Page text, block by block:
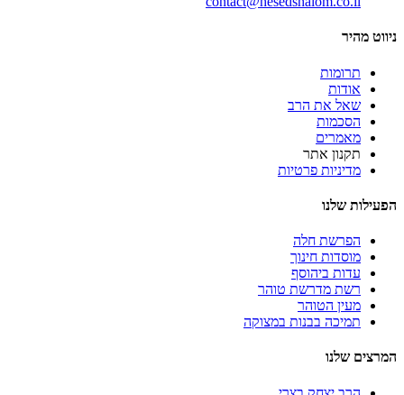
ניווט מהיר
תרומות
אודות
שאל את הרב
הסכמות
מאמרים
תקנון אתר
מדיניות פרטיות
הפעילות שלנו
הפרשת חלה
מוסדות חינוך
עדות ביהוסף
רשת מדרשת טוהר
מעין הטוהר
תמיכה בבנות במצוקה
המרצים שלנו